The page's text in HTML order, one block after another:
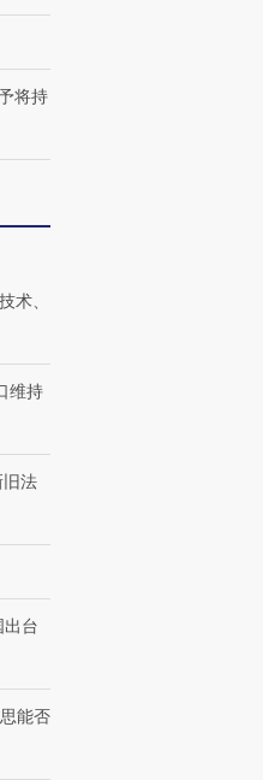
要防空导弹“救急”
住三大增长引擎是什么？
将持
术、
维持
法
出台
能否